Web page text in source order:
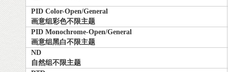
PID Color-Open/General
画意组彩色不限主题
PID Monochrome-Open/General
画意组黑白不限主题
ND
自然组不限主题